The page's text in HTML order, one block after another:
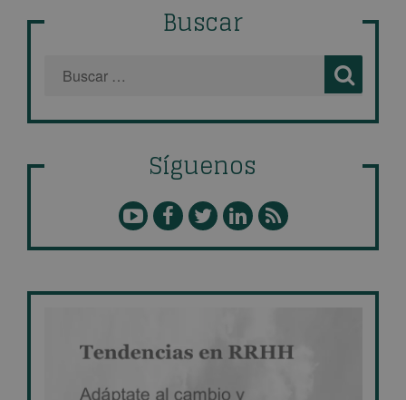
Buscar
Síguenos